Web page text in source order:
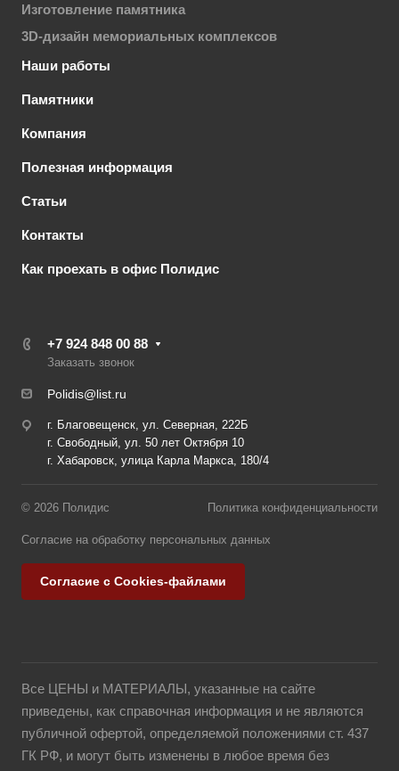
Изготовление памятника
3D-дизайн мемориальных комплексов
Наши работы
Памятники
Компания
Полезная информация
Статьи
Контакты
Как проехать в офис Полидис
+7 924 848 00 88
Заказать звонок
Polidis@list.ru
г. Благовещенск, ул. Северная, 222Б
г. Свободный, ул. 50 лет Октября 10
г. Хабаровск, улица Карла Маркса, 180/4
© 2026 Полидис Политика конфиденциальности
Согласие на обработку персональных данных
Согласие с Cookies-файлами
Все ЦЕНЫ и МАТЕРИАЛЫ, указанные на сайте
приведены, как справочная информация и не являются
публичной офертой, определяемой положениями ст. 437
ГК РФ, и могут быть изменены в любое время без